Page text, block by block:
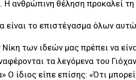
Η ανθρώπινη θέληση προκαλεί
είναι το επιστέγασμα όλων
των ιδεών μας πρέπει να
τα λεγόμενα του
Ο ίδιος είπε επίσης: «Ότι